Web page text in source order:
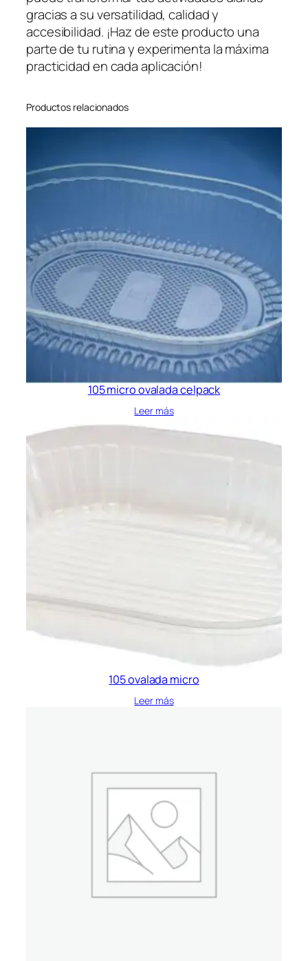
gracias a su versatilidad, calidad y
accesibilidad. ¡Haz de este producto una
parte de tu rutina y experimenta la máxima
practicidad en cada aplicación!
Productos relacionados
105 micro ovalada celpack
Leer más
105 ovalada micro
Leer más